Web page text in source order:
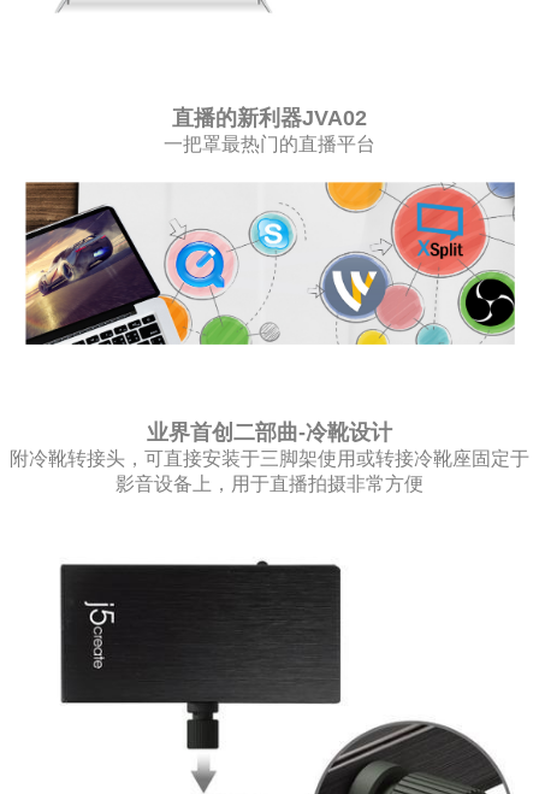
直播的新利器JVA02
一把罩最热门的直播平台
业界首创二部曲-冷靴设计
附冷靴转接头，可直接安装于三脚架使用或转接冷靴座固定于
影音设备上，用于直播拍摄非常方便